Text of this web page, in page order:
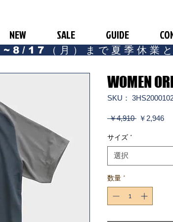
NEW SALE GUIDE
17（月）まで夏季休業と
WOMEN
SKU：
￥4,910 通
格
￥2,946セ
価
サイズ *
選択
数量 *